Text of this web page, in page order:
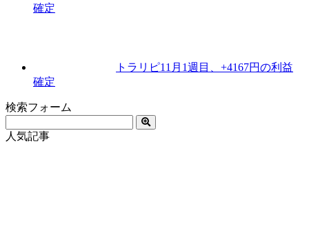
確定
トラリピ11月1週目、+4167円の利益
確定
検索フォーム
人気記事